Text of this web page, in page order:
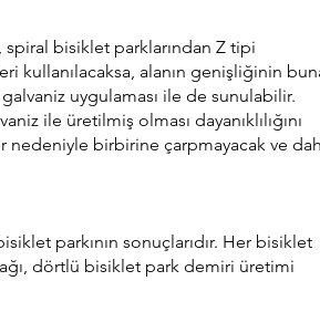
bisiklet parklarından Z tipi
kullanılacaksa, alanın genişliğinin
uygulaması ile de sunulabilir.
ile üretilmiş olması dayanıklılığını
nedeniyle birbirine çarpmayacak ve
parkının sonuçlarıdır. Her bisiklet
dörtlü bisiklet park demiri üretimi